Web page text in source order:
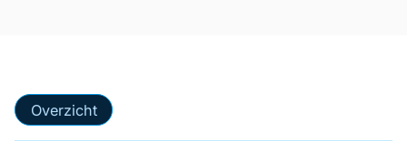
Overzicht